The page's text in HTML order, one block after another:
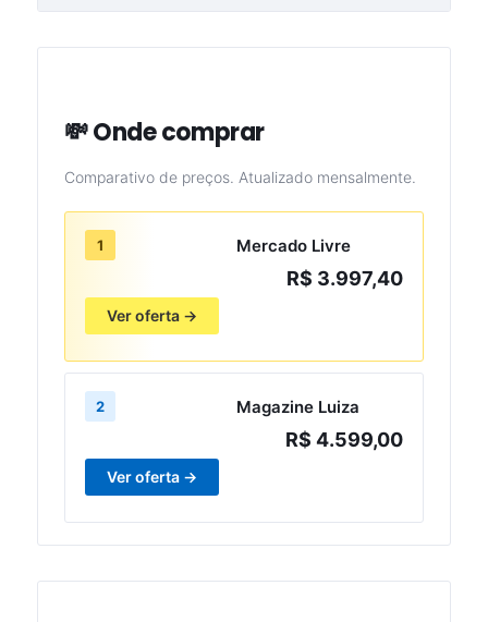
💸 Onde comprar
Comparativo de preços. Atualizado mensalmente.
1 Mercado Livre
R$ 3.997,40
Ver oferta →
2 Magazine Luiza
R$ 4.599,00
Ver oferta →